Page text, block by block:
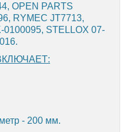
OPEN PARTS
RYMEC JT7713,
0100095, STELLOX 07-
- 200 мм.